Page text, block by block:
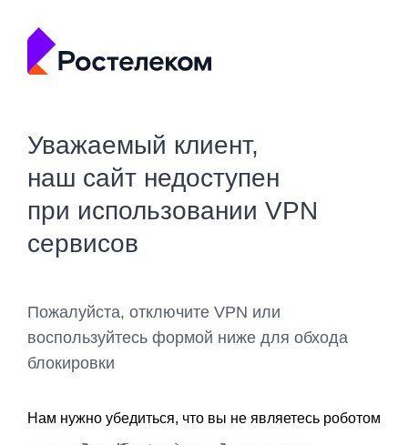
Уважаемый клиент,
наш сайт недоступен
при использовании VPN
сервисов
Пожалуйста, отключите VPN или
воспользуйтесь формой ниже для обхода
блокировки
Нам нужно убедиться, что вы не являетесь роботом